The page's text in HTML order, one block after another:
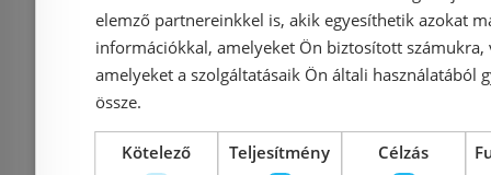
Cikkszám: 39327000
27 750 Ft25 160 Ft
Kosárba
34 261 Ft
elemző partnereinkkel is, akik egyesíthetik azokat
információkkal, amelyeket Ön biztosított számukra,
amelyeket a szolgáltatásaik Ön általi használatából
össze.
Kötelező Teljesítmény Célzás